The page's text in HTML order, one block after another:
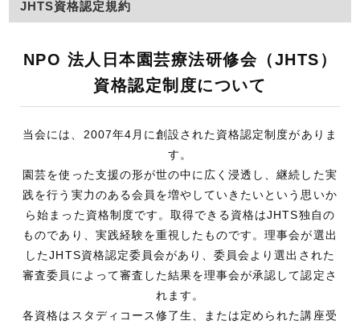
JHTS資格認定規約
NPO 法人日本園芸療法研修会（JHTS）
資格認定制度について
当会には、2007年4月に創設された資格認定制度がありま
す。
園芸を使った支援の形が世の中に広く浸透し、継続した実
践を行う実力のある会員を増やしていきたいという思いか
ら始まった資格制度です。取得できる資格はJHTS独自の
ものであり、実践経験を重視したものです。理事会が選出
したJHTS資格認定委員会があり、委員会より選出された
審査委員によって審査した結果を理事会が承認して認定さ
れます。
各資格はスタディコース修了生、または定められた講座受